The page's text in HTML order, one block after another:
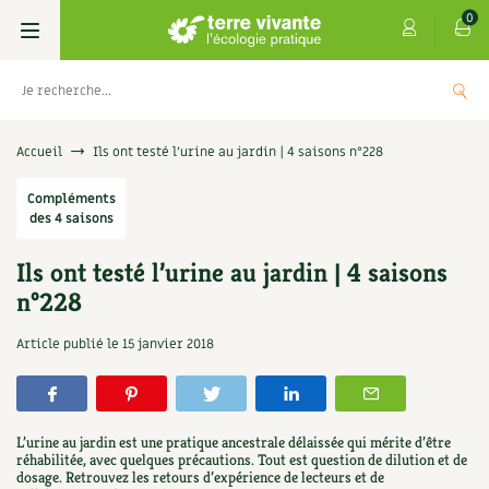
0
Livres
Permaculture, Jardin bio
Techniques de jardinage
Verger, arbres
Aménagement jardin
Les 4 saisons
Se réabonner
Offrir un abonnement
Les numéros
4 saisons
Graines, semences
Aromatiques
Florales
Cartes cadeau
Découvrir le Centre
Visiter en famille, entre amis
Jardin bio
Parole libre
Accueil Ils ont testé l’urine au jardin | 4 saisons n°228
Compléments
des 4 saisons
Ils ont testé l’urine au jardin | 4 saisons
n°228
Article publié le 15 janvier 2018
L’urine au jardin est une pratique ancestrale délaissée qui mérite d’être
réhabilitée, avec quelques précautions. Tout est question de dilution et de
dosage. Retrouvez les retours d’expérience de lecteurs et de
tisanes qui soignent
9,90€ + AJOUTER